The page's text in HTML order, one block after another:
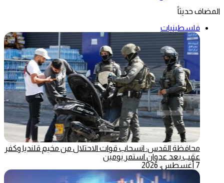
المضاف حديثاً
فلسطينيات
محافظة القدس: انسحاب قوات الاحتلال من مخيم قلنديا وكفر
عقب بعد عدوان استمر يومين
7 أغسطس، 2026